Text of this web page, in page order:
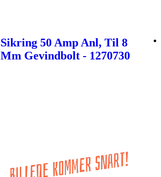
Sikring 50 Amp Anl, Til 8
Mm Gevindbolt - 1270730